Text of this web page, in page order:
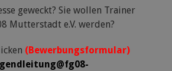
geweckt? Sie wollen Trainer
Mutterstadt e.V. werden?
(Bewerbungsformular)